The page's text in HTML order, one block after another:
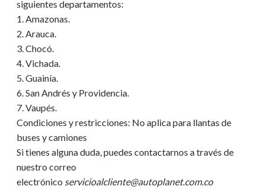
siguientes departamentos:
1. Amazonas.
2. Arauca.
3. Chocó.
4. Vichada.
5. Guainía.
6. San Andrés y Providencia.
7. Vaupés.
Condiciones y restricciones: No aplica para llantas de
buses y camiones
Si tienes alguna duda, puedes contactarnos a través de
nuestro correo
electrónico servicioalcliente@autoplanet.com.co